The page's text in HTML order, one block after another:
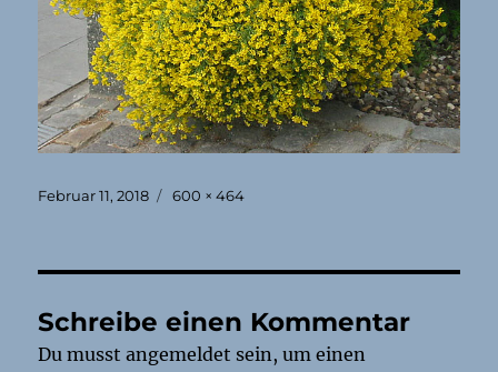
Veröffentlicht
Februar 11, 2018 Originalgröße
600 × 464
Schreibe einen Kommentar
Du musstangemeldet sein, um einen